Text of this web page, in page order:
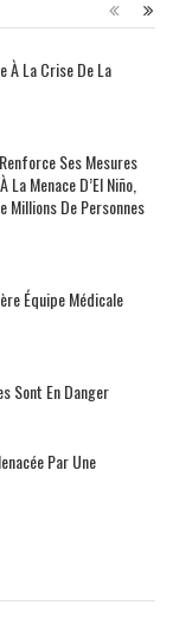
À La Crise De La
Ses Mesures
Menace D’El Niño,
Millions De Personnes
Équipe Médicale
Sont En Danger
Par Une